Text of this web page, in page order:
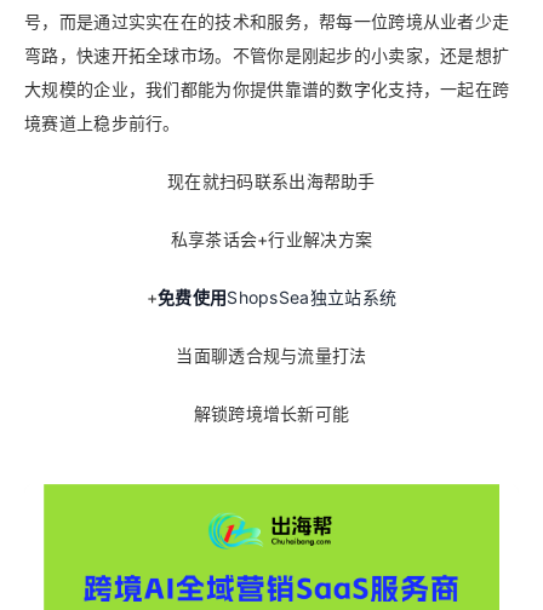
号，而是通过实实在在的技术和服务，帮每一位跨境从业者少走
弯路，快速开拓全球市场。不管你是刚起步的小卖家，还是想扩
大规模的企业，我们都能为你提供靠谱的数字化支持，一起在跨
境赛道上稳步前行。
现在就扫码联系出海帮助手
私享茶话会+行业解决方案
+免费使用ShopsSea独立站系统
当面聊透合规与流量打法
解锁跨境增长新可能